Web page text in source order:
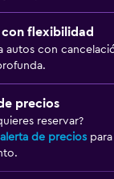
con flexibilidad
autos con
precios
reservar?
de precios